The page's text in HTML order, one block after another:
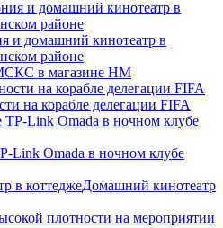
и домашний кинотеатр в
районе
СКС в магазине HM
на корабле делегации FIFA
Link Omada в ночном клубе
Домашний кинотеатр